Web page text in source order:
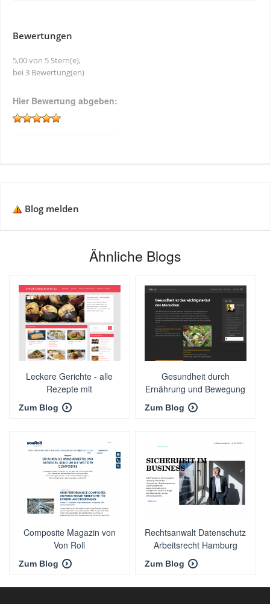
Bewertungen
5,00 von 5 Stern(e),
bei 3 Bewertung(en)
Hier Bewertung abgeben:
Blog melden
Ähnliche Blogs
Leckere Gerichte - alle
Rezepte mit
Hintergrundinformationen
und mehr.
Zum Blog
Gesundheit durch
Ernährung und Bewegung
Zum Blog
Composite Magazin von
Von Roll
Zum Blog
Rechtsanwalt Datenschutz
Arbeitsrecht Hamburg
Zum Blog